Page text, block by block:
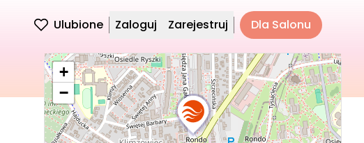
Ulubione Zaloguj Zarejestruj Dla Salonu
+
−